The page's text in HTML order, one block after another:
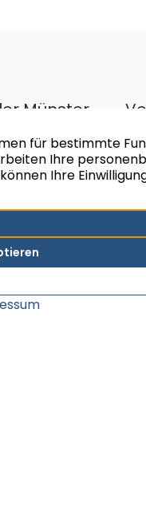
Münster
gehört auch
Immobilie.
Augen-
ersten
zweite.
oder die
wird ein
um